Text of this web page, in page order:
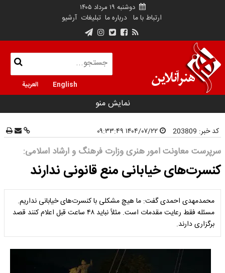
دوشنبه ۱۹ مرداد ۱۴۰۵
ارتباط با ما درباره ما تبلیغات آرشیو
English العربية
نمایش منو
کد خبر: 203809
سرپرست معاونت امور هنری وزارت فرهنگ و ارشاد اسلامی:
کنسرت‌های خیابانی منع قانونی ندارند
محمدمهدی احمدی گفت: ما هیچ مشکلی با کنسرت‌های خیابانی نداریم.
مسئله فقط رعایت مقدمات است. مثلاً نباید ۴۸ ساعت قبل اعلام کنند قصد
برگزاری دارند.